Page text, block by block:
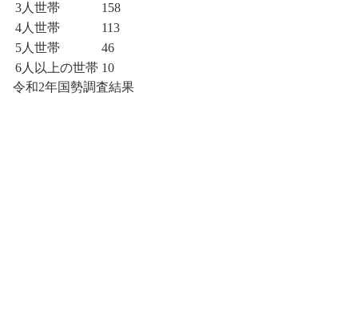
3人世帯
158
4人世帯
113
5人世帯
46
6人以上の世帯 10
令和2年国勢調査結果